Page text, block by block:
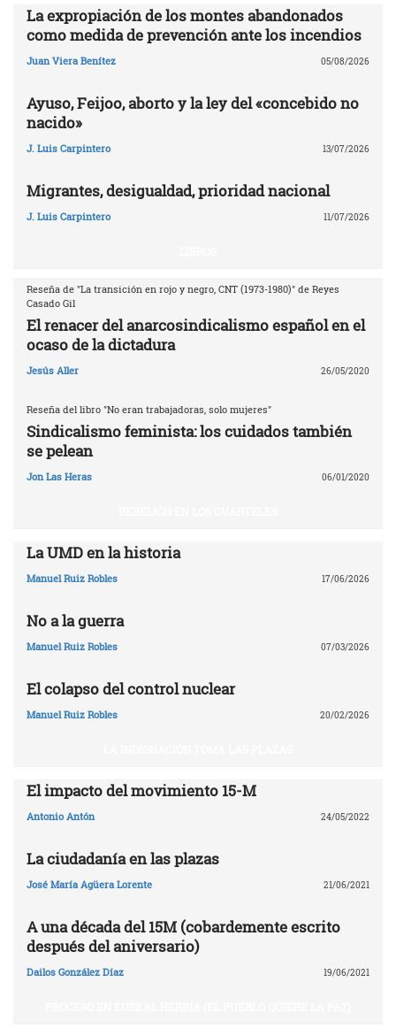
La expropiación de los montes abandonados
como medida de prevención ante los incendios
Juan Viera Benítez 05/08/2026
Ayuso, Feijoo, aborto y la ley del «concebido no
nacido»
J. Luis Carpintero 13/07/2026
Migrantes, desigualdad, prioridad nacional
J. Luis Carpintero 11/07/2026
Reseña de "La transición en rojo y negro, CNT (1973-1980)" de Reyes
Casado Gil
El renacer del anarcosindicalismo español en el
ocaso de la dictadura
Jesús Aller 26/05/2020
Reseña del libro "No eran trabajadoras, solo mujeres"
Sindicalismo feminista: los cuidados también
se pelean
Jon Las Heras 06/01/2020
La UMD en la historia
Manuel Ruiz Robles 17/06/2026
No a la guerra
Manuel Ruiz Robles 07/03/2026
El colapso del control nuclear
Manuel Ruiz Robles 20/02/2026
El impacto del movimiento 15-M
Antonio Antón 24/05/2022
La ciudadanía en las plazas
José María Agüera Lorente 21/06/2021
A una década del 15M (cobardemente escrito
después del aniversario)
Dailos González Díaz 19/06/2021